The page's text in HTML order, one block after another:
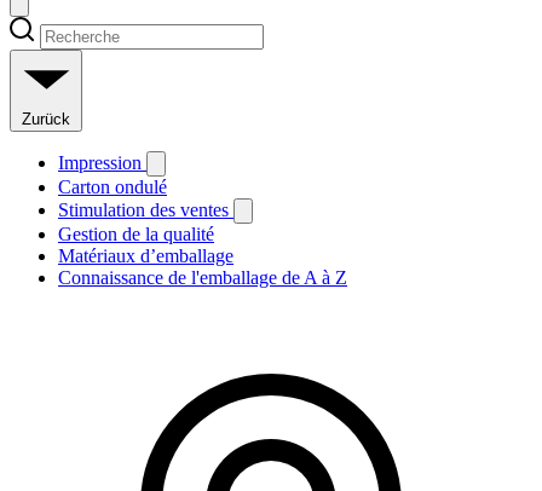
Zurück
Impression
Carton ondulé
Stimulation des ventes
Gestion de la qualité
Matériaux d’emballage
Connaissance de l'emballage de A à Z